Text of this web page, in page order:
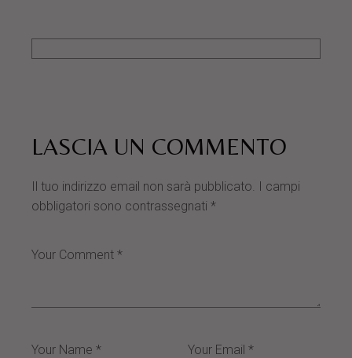
LASCIA UN COMMENTO
Il tuo indirizzo email non sarà pubblicato. I campi
obbligatori sono contrassegnati*